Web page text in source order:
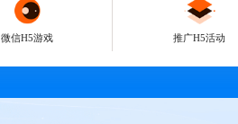
微信H5游戏 推广H5活动